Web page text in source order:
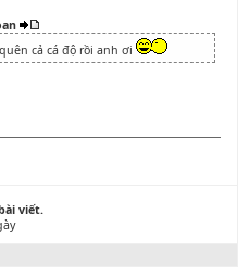
cả cá độ rồi anh ơi
viết.